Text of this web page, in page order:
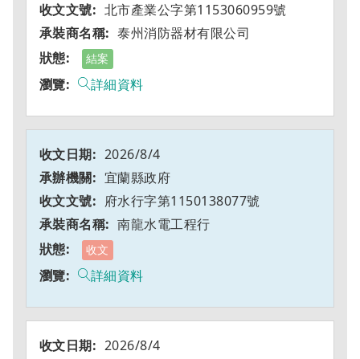
北市產業公字第1153060959號
泰州消防器材有限公司
結案
詳細資料
2026/8/4
宜蘭縣政府
府水行字第1150138077號
南龍水電工程行
收文
詳細資料
2026/8/4